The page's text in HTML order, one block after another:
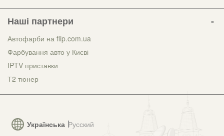
Українська Русский
Наші партнери
Автофарби на flip.com.ua
Фарбування авто у Києві
IPTV приставки
Т2 тюнер